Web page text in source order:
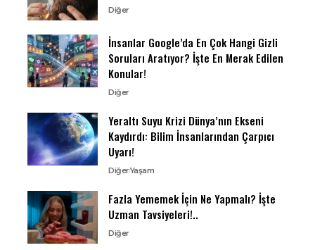
Diğer
İnsanlar Google’da En Çok Hangi Gizli
Soruları Aratıyor? İşte En Merak Edilen
Konular!
Diğer
Yeraltı Suyu Krizi Dünya’nın Ekseni
Kaydırdı: Bilim İnsanlarından Çarpıcı
Uyarı!
DiğerYaşam
Fazla Yememek İçin Ne Yapmalı? İşte
Uzman Tavsiyeleri!..
Diğer